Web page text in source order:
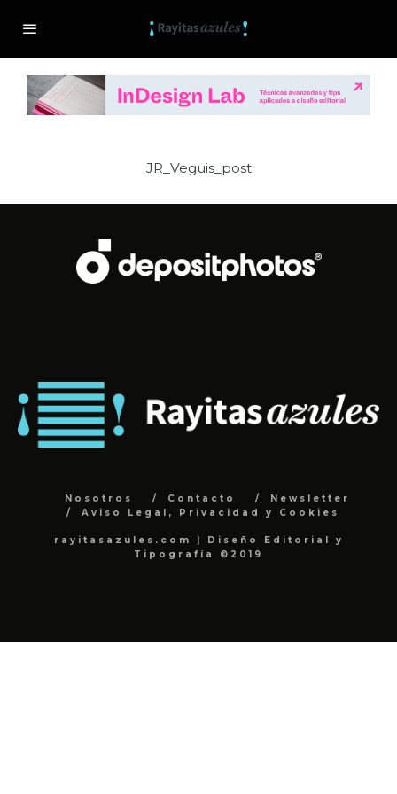
JR_Veguis_post
Nosotros Contacto
Newsletter
Aviso Legal, Privacidad y Cookies
rayitasazules.com | Diseño Editorial y
Tipografía ©2019